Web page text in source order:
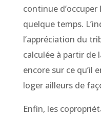
continue
quelque temps.
l’appréciation du
calculée à partir de
encore sur ce qu’il
loger ailleurs de
Enfin, les